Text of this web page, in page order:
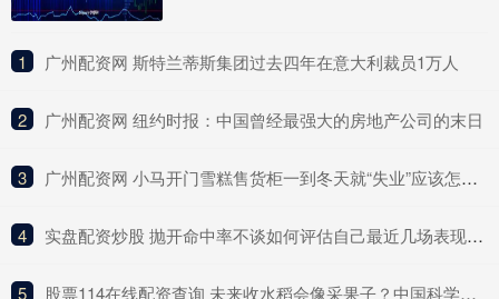
1 ​广州配资网 斯特兰蒂斯集团过去四年在意大利裁员1万人
2 ​广州配资网 纽约时报：中国曾经最强大的房地产公司的末日
3 ​广州配资网 小马开门雪糕售货柜一到冬天就“失业”应该怎么办？
4 ​实盘配资炒股 抛开命中率不谈如何评估自己最近几场表现？谢泼德：抛不开
5 ​股票114在线配资查询 未来收水稻会像采果子？中国科学家破解水稻“多年生”关键